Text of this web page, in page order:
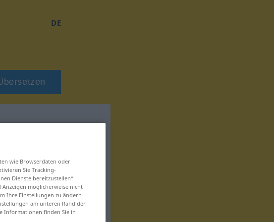
DE
wie Browserdaten oder
Sie Tracking-
Dienste bereitzustellen“
möglicherweise nicht
Ihre Einstellungen zu ändern
am unteren Rand der
Informationen finden Sie in